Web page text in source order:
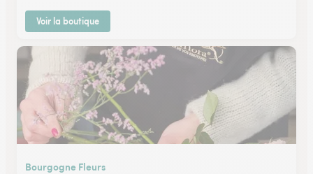
Voir la boutique
Bourgogne Fleurs